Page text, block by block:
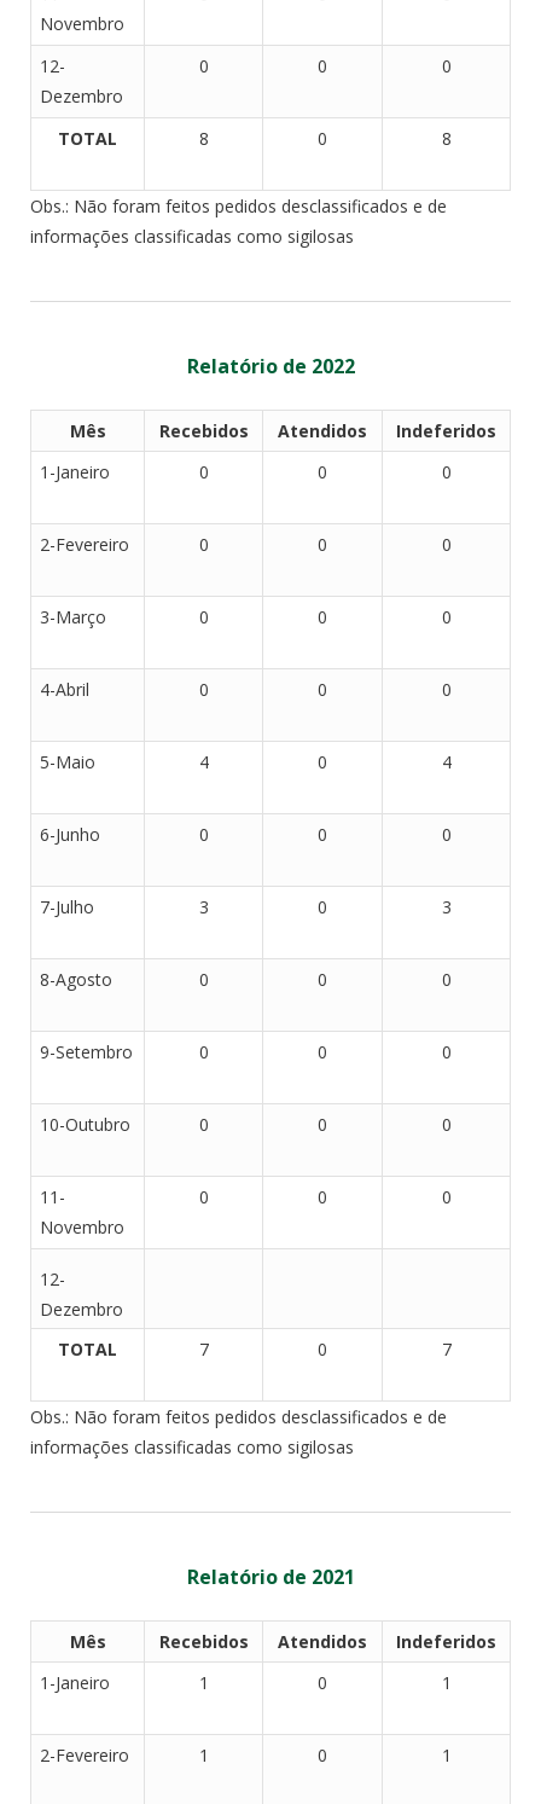
Novembro
12-
Dezembro
0 0 0
TOTAL 8 0 8
Obs.: Não foram feitos pedidos desclassificados e de
informações classificadas como sigilosas
Relatório de 2022
Mês Recebidos Atendidos
Indeferidos
1-Janeiro
0 0 0
2-Fevereiro 0 0 0
3-Março 0 0 0
4-Abril 0 0 0
5-Maio 4 0 4
6-Junho 0 0 0
7-Julho 3 0 3
8-Agosto 0 0 0
9-Setembro 0 0 0
10-Outubro 0 0 0
11-
Novembro
0 0 0
12-
Dezembro
TOTAL
7 0 7
Obs.: Não foram feitos pedidos desclassificados e de
informações classificadas como sigilosas
Relatório de 2021
Mês Recebidos Atendidos
Indeferidos
1-Janeiro
1 0 1
2-Fevereiro 1 0 1